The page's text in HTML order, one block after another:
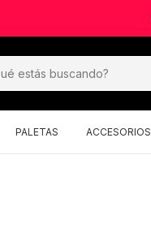
PALETAS ACCESORIOS